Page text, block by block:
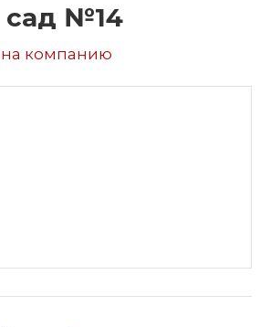
сад №14
на компанию